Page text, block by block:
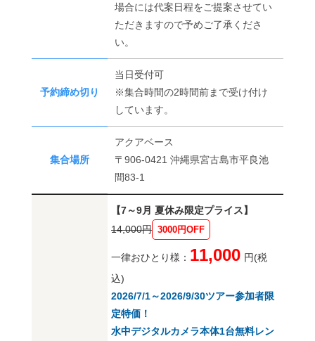
場合には代案日程をご提案させてい
ただきますので予めご了承くださ
い。
予約締め切り
当日受付可
※集合時間の2時間前まで受け付け
しています。
集合場所
アクアベース
〒906-0421 沖縄県宮古島市平良池
間83-1
【7～9月 夏休み限定プライス】
14,000円 3000円OFF
一律おひとり様： 11,000 円(税
込)
2026/7/1～2026/9/30ツアー参加者限
定特価！
水中デジタルカメラ本体1台無料レン